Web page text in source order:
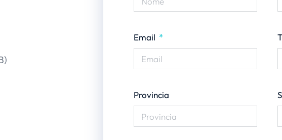
Email
Provincia